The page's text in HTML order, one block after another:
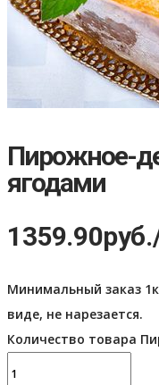
Пирожное-
ягодами
1359.90руб.
Минимальный заказ
виде, не нарезается.
Количество товара